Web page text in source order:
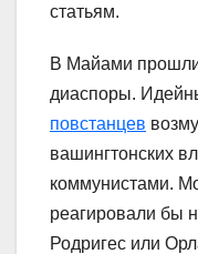
статьям.
В Майами прошли
диаспоры.
повстанцев
вашингтонских
коммунистами.
реагировали бы
Родригес или